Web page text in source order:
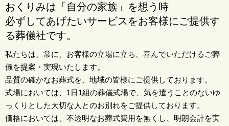
おくりみは「自分の家族」を想う時
必ずしてあげたいサービスをお客様にご提供す
る葬儀社です。
私たちは、常に、お客様の立場に立ち、喜んでいただけるご葬
儀を提案・実現いたします。
品質の確かなお葬式を、地域の皆様にご提供しております。
式場においては、1日1組の葬儀式場で、気を遣うことのないゆ
っくりとした大切な人とのお別れをご提供しております。
価格においては、不透明なお葬式費用を無くし、明朗会計を実